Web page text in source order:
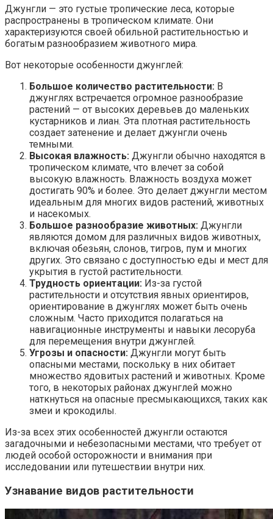
Джунгли — это густые тропические леса, которые
распространены в тропическом климате. Они
характеризуются своей обильной растительностью и
богатым разнообразием животного мира.
Вот некоторые особенности джунглей:
Большое количество растительности: В
джунглях встречается огромное разнообразие
растений — от высоких деревьев до маленьких
кустарников и лиан. Эта плотная растительность
создает затенение и делает джунгли очень
темными.
Высокая влажность: Джунгли обычно находятся в
тропическом климате, что влечет за собой
высокую влажность. Влажность воздуха может
достигать 90% и более. Это делает джунгли местом
идеальным для многих видов растений, животных
и насекомых.
Большое разнообразие животных: Джунгли
являются домом для различных видов животных,
включая обезьян, слонов, тигров, пум и многих
других. Это связано с доступностью еды и мест для
укрытия в густой растительности.
Трудность ориентации: Из-за густой
растительности и отсутствия явных ориентиров,
ориентирование в джунглях может быть очень
сложным. Часто приходится полагаться на
навигационные инструменты и навыки лесоруба
для перемещения внутри джунглей.
Угрозы и опасности: Джунгли могут быть
опасными местами, поскольку в них обитает
множество ядовитых растений и животных. Кроме
того, в некоторых районах джунглей можно
наткнуться на опасные пресмыкающихся, таких как
змеи и крокодилы.
Из-за всех этих особенностей джунгли остаются
загадочными и небезопасными местами, что требует от
людей особой осторожности и внимания при
исследовании или путешествии внутри них.
Узнавание видов растительности